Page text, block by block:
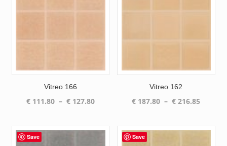
Vitreo 166
€111.80 – €127.80Plage
€ 111.80
Vitreo 162
€ 187.80 – € 216.85Plage
Save Save